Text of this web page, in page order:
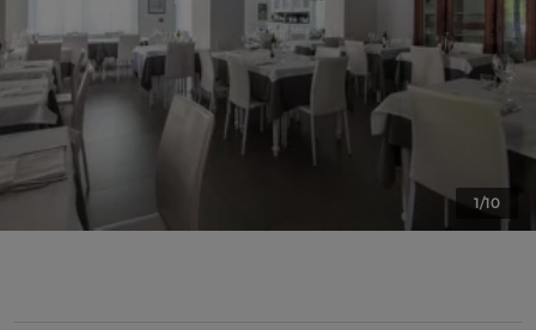
1/10